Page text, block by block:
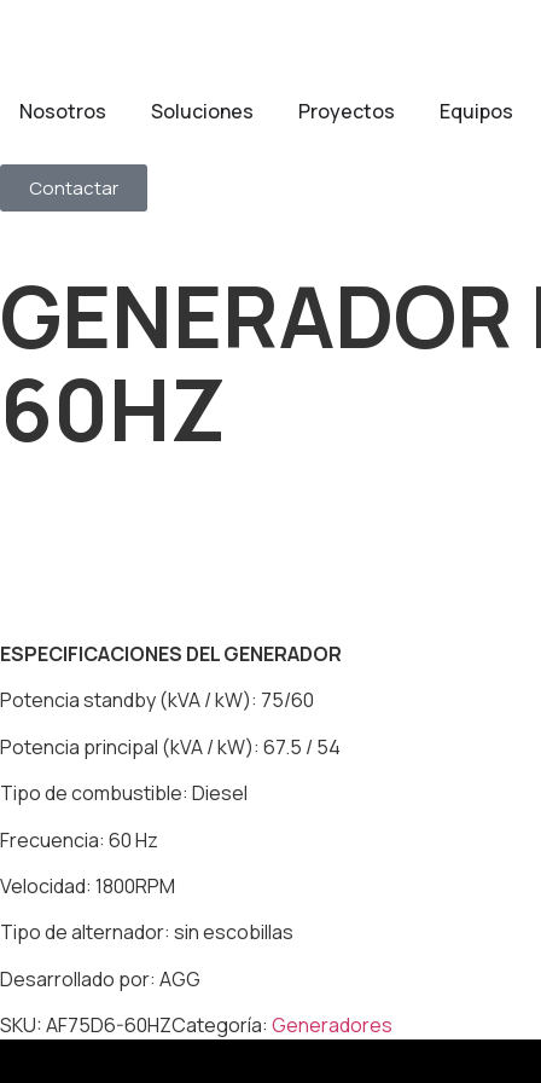
Nosotros Soluciones Proyectos Equipos
Contactar
60HZ
ESPECIFICACIONES DEL GENERADOR
Potencia standby (kVA / kW): 75/60
Potencia principal (kVA / kW): 67.5 / 54
Tipo de combustible: Diesel
Frecuencia: 60 Hz
Velocidad: 1800RPM
Tipo de alternador: sin escobillas
Desarrollado por: AGG
SKU:AF75D6-60HZCategoría: Generadores